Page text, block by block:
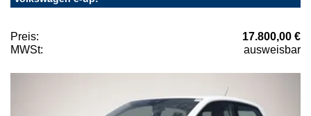
Preis:
17.800,00 €
MWSt:
ausweisbar